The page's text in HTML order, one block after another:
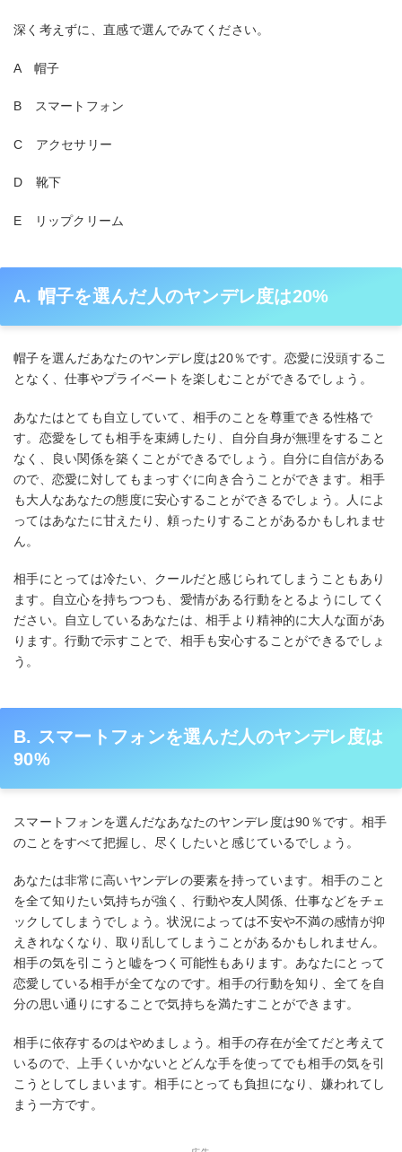
深く考えずに、直感で選んでみてください。
A 帽子
B スマートフォン
C アクセサリー
D 靴下
E リップクリーム
A. 帽子を選んだ人のヤンデレ度は20%
帽子を選んだあなたのヤンデレ度は20％です。恋愛に没頭するこ
となく、仕事やプライベートを楽しむことができるでしょう。
あなたはとても自立していて、相手のことを尊重できる性格で
す。恋愛をしても相手を束縛したり、自分自身が無理をすること
なく、良い関係を築くことができるでしょう。自分に自信がある
ので、恋愛に対してもまっすぐに向き合うことができます。相手
も大人なあなたの態度に安心することができるでしょう。人によ
ってはあなたに甘えたり、頼ったりすることがあるかもしれませ
ん。
相手にとっては冷たい、クールだと感じられてしまうこともあり
ます。自立心を持ちつつも、愛情がある行動をとるようにしてく
ださい。自立しているあなたは、相手より精神的に大人な面があ
ります。行動で示すことで、相手も安心することができるでしょ
う。
B. スマートフォンを選んだ人のヤンデレ度は
90%
スマートフォンを選んだなあなたのヤンデレ度は90％です。相手
のことをすべて把握し、尽くしたいと感じているでしょう。
あなたは非常に高いヤンデレの要素を持っています。相手のこと
を全て知りたい気持ちが強く、行動や友人関係、仕事などをチェ
ックしてしまうでしょう。状況によっては不安や不満の感情が抑
えきれなくなり、取り乱してしまうことがあるかもしれません。
相手の気を引こうと嘘をつく可能性もあります。あなたにとって
恋愛している相手が全てなのです。相手の行動を知り、全てを自
分の思い通りにすることで気持ちを満たすことができます。
相手に依存するのはやめましょう。相手の存在が全てだと考えて
いるので、上手くいかないとどんな手を使ってでも相手の気を引
こうとしてしまいます。相手にとっても負担になり、嫌われてし
まう一方です。